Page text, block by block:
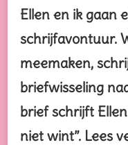
Ellen en ik gaan
schrijfavontuur.
meemaken,
briefwisseling
brief schrijft
niet wint”. Lees